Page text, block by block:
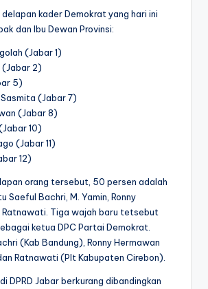
kader Demokrat yang hari ini
dan Ibu Dewan Provinsi:
(Jabar 1)
(Jabar 2)
5)
(Jabar 7)
(Jabar 8)
10)
(Jabar 11)
12)
orang tersebut, 50 persen adalah
Saeful Bachri, M. Yamin, Ronny
Ratnawati. Tiga wajah baru tetsebut
ketua DPC Partai Demokrat.
(Kab Bandung), Ronny Hermawan
Ratnawati (Plt Kabupaten Cirebon).
DPRD Jabar berkurang dibandingkan